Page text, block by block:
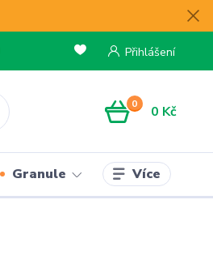
Přihlášení
0 0 Kč
Granule Více